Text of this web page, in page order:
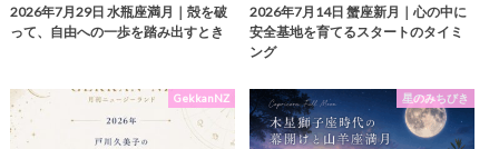
2026年7月29日 水瓶座満月｜殻を破
って、自由への一歩を踏み出すとき
2026年7月14日 蟹座新月｜心の中に
安全基地を育てるスタートのタイミ
ング
GekkanNZ 星のみちびき